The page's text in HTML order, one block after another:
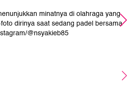
minatnya di olahraga yang
dirinya saat sedang padel bersama
@nsyakieb85